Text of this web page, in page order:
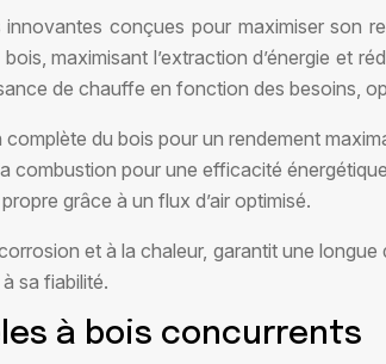
conçues pour maximiser son
maximisant l’extraction d’énergie et
de chauffe en fonction des besoins,
du bois pour un rendement
combustion pour une efficacité
grâce à un flux d’air optimisé.
et à la chaleur, garantit une
sa fiabilité.
à bois concurrents